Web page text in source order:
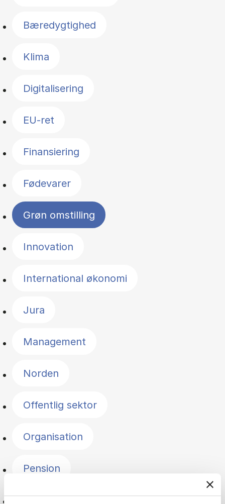
Bæredygtighed
Klima
Digitalisering
EU-ret
Finansiering
Fødevarer
Grøn omstilling
Innovation
International økonomi
Jura
Management
Norden
Offentlig sektor
Organisation
Pension
Politik